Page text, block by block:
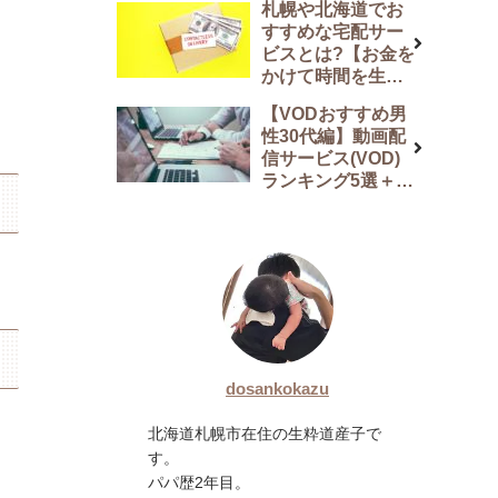
説
札幌や北海道でお
すすめな宅配サー
ビスとは?【お金を
かけて時間を生み
【VODおすすめ男
性30代編】動画配
信サービス(VOD)
ランキング5選＋番
dosankokazu
北海道札幌市在住の生粋道産子で
す。
パパ歴2年目。